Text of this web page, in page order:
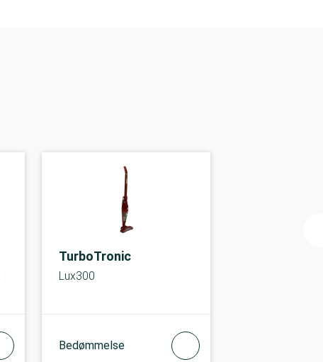
TurboTronic
Lux300
Bedømmelse